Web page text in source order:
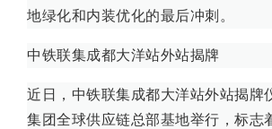
地绿化和内装优化的最后冲刺。
中铁联集成都大洋站外站揭牌
近日，中铁联集成都大洋站外站揭牌
集团全球供应链总部基地举行，标志